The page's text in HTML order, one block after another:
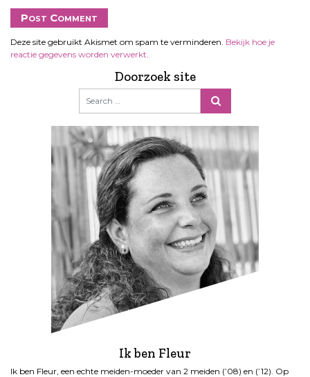
Deze site gebruikt Akismet om spam te verminderen. Bekijk hoe je
reactie gegevens worden verwerkt
Doorzoek site
Ik ben Fleur
Ik ben Fleur, een echte meiden-moeder van 2 meiden (’08) en (’12). Op